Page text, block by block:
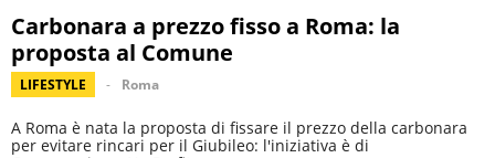
Carbonara a prezzo fisso a Roma: la
proposta al Comune
LIFESTYLE Roma
A Roma è nata la proposta di fissare il prezzo della carbonara
per evitare rincari per il Giubileo: l'iniziativa è di